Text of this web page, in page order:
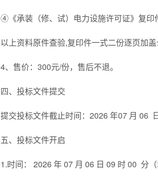
④《承装（修、试）电力设施许可证》复印
以上资料原件查验,复印件一式二份逐页加盖
4、售价：300元/份，售后不退。
四、投标文件提交
提交投标文件截止时间：2026 年07 月 06
五、投标文件开启
1.时间： 2026 年 07 月 06 日 09 时 00 分（